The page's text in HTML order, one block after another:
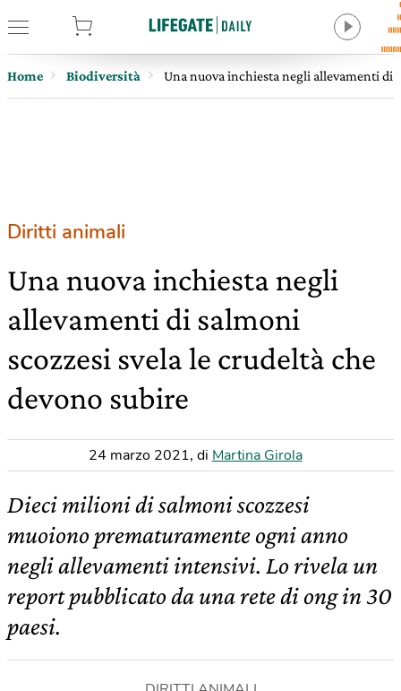
Home Biodiversità Una nuova inchiesta negli allevamenti di
Diritti animali
Una nuova inchiesta negli
allevamenti di salmoni
scozzesi svela le crudeltà che
devono subire
24 marzo 2021, di Martina Girola
Dieci milioni di salmoni scozzesi
muoiono prematuramente ogni anno
negli allevamenti intensivi. Lo rivela un
report pubblicato da una rete di ong in 30
paesi.